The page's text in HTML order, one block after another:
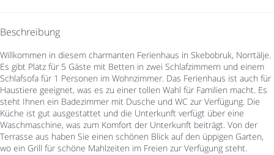
Beschreibung
Willkommen in diesem charmanten Ferienhaus in Skebobruk, Norrtälje.
Es gibt Platz für 5 Gäste mit Betten in zwei Schlafzimmern und einem
Schlafsofa für 1 Personen im Wohnzimmer. Das Ferienhaus ist auch für
Haustiere geeignet, was es zu einer tollen Wahl für Familien macht. Es
steht Ihnen ein Badezimmer mit Dusche und WC zur Verfügung. Die
Küche ist gut ausgestattet und die Unterkunft verfügt über eine
Waschmaschine, was zum Komfort der Unterkunft beiträgt. Von der
Terrasse aus haben Sie einen schönen Blick auf den üppigen Garten,
wo ein Grill für schöne Mahlzeiten im Freien zur Verfügung steht.